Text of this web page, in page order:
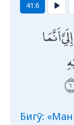
41:6
أَنَّمَا
Бигӯ: